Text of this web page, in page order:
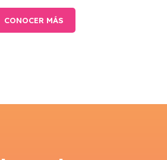
CONOCER MÁS